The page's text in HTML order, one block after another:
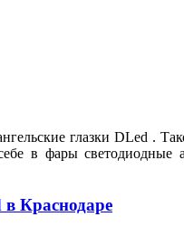
глазки DLed .
в фары
Краснодаре